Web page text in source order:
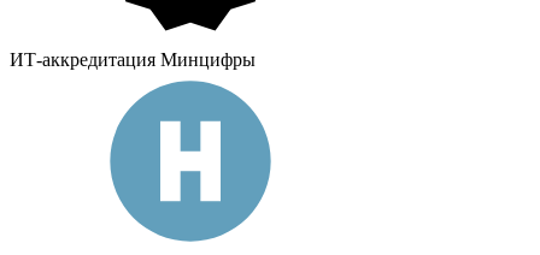
ИТ-аккредитация Минцифры